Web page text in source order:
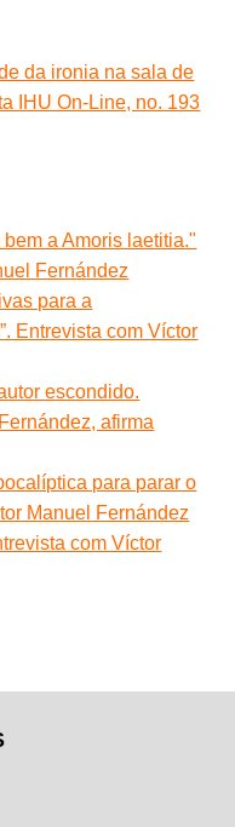
da ironia na sala de
IHU On-Line, no. 193
a Amoris laetitia."
Fernández
para a
Entrevista com Víctor
escondido.
afirma
para parar o
Manuel Fernández
com Víctor